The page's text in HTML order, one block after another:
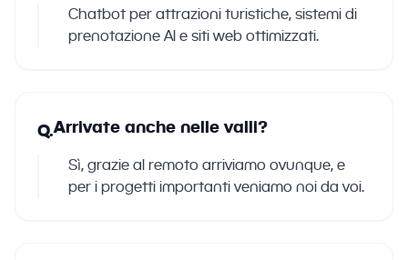
Chatbot per attrazioni turistiche, sistemi di
prenotazione AI e siti web ottimizzati.
Q.Arrivate anche nelle valli?
Sì, grazie al remoto arriviamo ovunque, e
per i progetti importanti veniamo noi da voi.